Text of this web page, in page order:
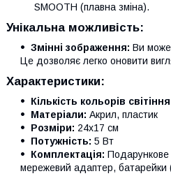
SMOOTH (плавна зміна).
Унікальна можливість:
Змінні зображення: Ви
Це дозволяє легко оновити
Характеристики:
Кількість кольорів
Матеріали: Акрил, пластик
Розміри: 24x17 см
Потужність: 5 Вт
Комплектація: Подарункове
мережевий адаптер, батарейки